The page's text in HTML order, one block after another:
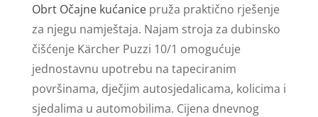
Obrt Očajne kućanicepruža praktično rješenje
za njegu namještaja. Najam stroja za dubinsko
čišćenje Kärcher Puzzi 10/1 omogućuje
jednostavnu upotrebu na tapeciranim
površinama, dječjim autosjedalicama, kolicima i
sjedalima u automobilima. Cijena dnevnog